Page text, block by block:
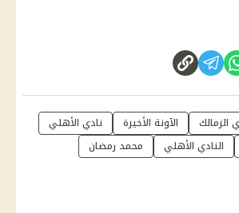
الزمالك الآونة الأخيرة
نادي الأهلي
النادي الأهلي
محمد رمضان